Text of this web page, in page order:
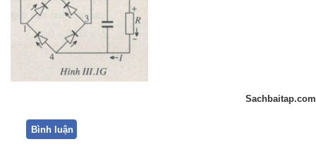
Sachbaitap.com
Bình luận